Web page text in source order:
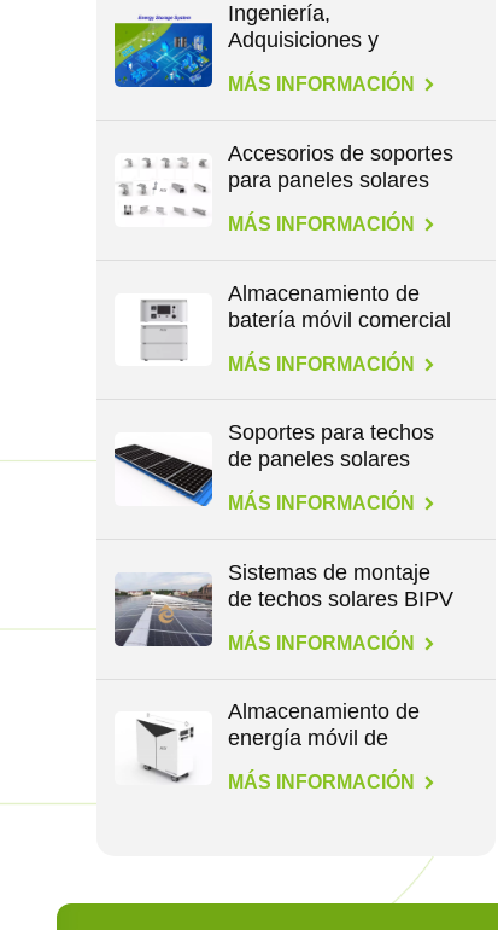
Ingeniería,
Adquisiciones y
Construcción en
Energía
MÁS INFORMACIÓN
Accesorios de soportes
para paneles solares
para todo tipo de
techos
MÁS INFORMACIÓN
Almacenamiento de
batería móvil comercial
de gran capacidad de
2,3 kWh
MÁS INFORMACIÓN
Soportes para techos
de paneles solares
para todo tipo de
techos
MÁS INFORMACIÓN
Sistemas de montaje
de techos solares BIPV
MÁS INFORMACIÓN
Almacenamiento de
energía móvil de
1,1/4,6/14,3 kWh
MÁS INFORMACIÓN